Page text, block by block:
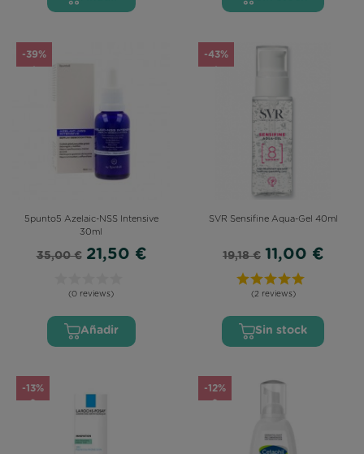
5punto5 Azelaic-NSS Intensive
30ml
35,00 € 21,50 €
(0 reviews)
Añadir
-39%
SVR Sensifine Aqua-Gel 40ml
19,18 € 11,00 €
(2 reviews)
Sin stock
-43%
-13% -12%